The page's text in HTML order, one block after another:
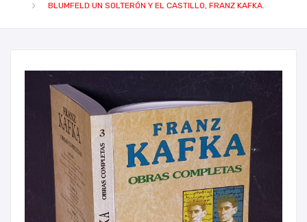
BLUMFELD UN SOLTERÓN Y EL CASTILLO, FRANZ KAFKA.